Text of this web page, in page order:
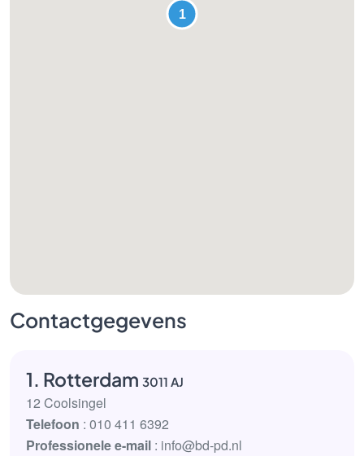
Contactgegevens
1. Rotterdam 3011 AJ
12 Coolsingel
Telefoon : 010 411 6392
Professionele e-mail : info@bd-pd.nl